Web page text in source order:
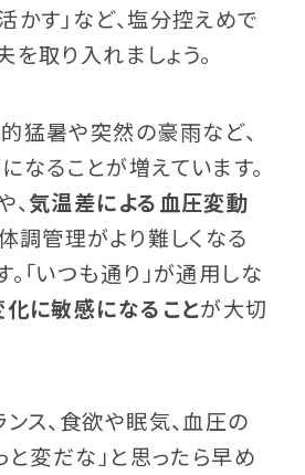
かす」など、塩分控えめで
取り入れましょう。
猛暑や突然の豪雨など、
なることが増えています。
、気温差による血圧変動
調管理がより難しくなる
「いつも通り」が通用しな
に敏感になることが大切
ス、食欲や眠気、血圧の
と変だな」と思ったら早め